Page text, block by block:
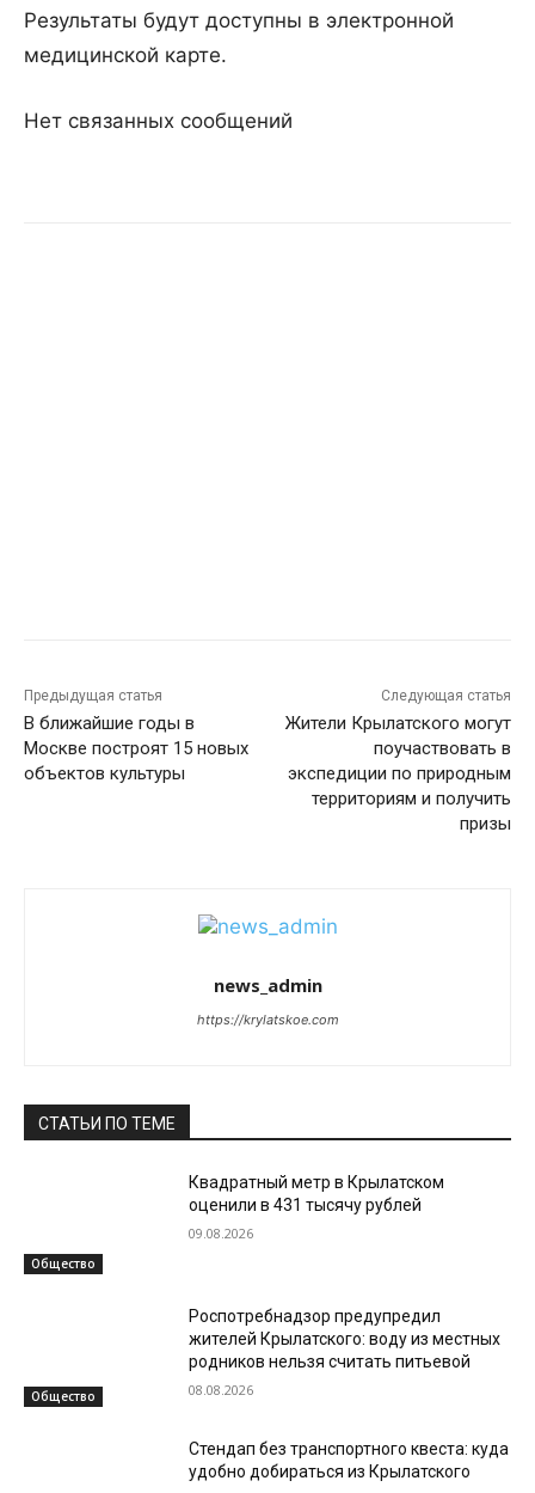
Результаты будут доступны в электронной
медицинской карте.
Нет связанных сообщений
Предыдущая статья
В ближайшие годы в
Москве построят 15 новых
объектов культуры
Следующая статья
Жители Крылатского могут
поучаствовать в
экспедиции по природным
территориям и получить
призы
news_admin
https://krylatskoe.com
СТАТЬИ ПО ТЕМЕ
Общество
Квадратный метр в Крылатском
оценили в 431 тысячу рублей
09.08.2026
Общество
Роспотребнадзор предупредил
жителей Крылатского: воду из местных
родников нельзя считать питьевой
08.08.2026
Стендап без транспортного квеста: куда
удобно добираться из Крылатского